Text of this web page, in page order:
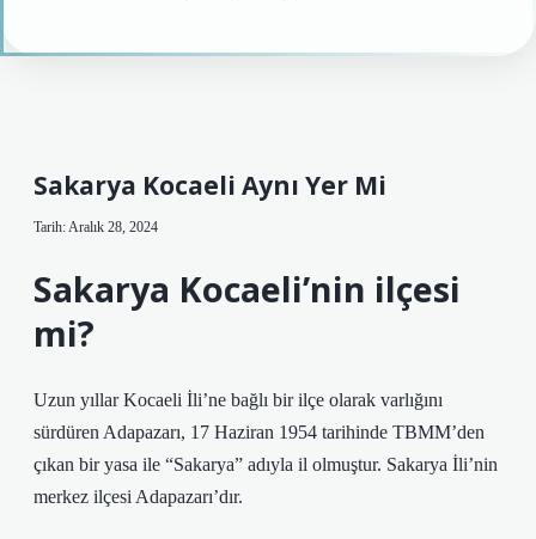
Sakarya Kocaeli Aynı Yer Mi
Tarih: Aralık 28, 2024
Sakarya Kocaeli’nin ilçesi
mi?
Uzun yıllar Kocaeli İli’ne bağlı bir ilçe olarak varlığını
sürdüren Adapazarı, 17 Haziran 1954 tarihinde TBMM’den
çıkan bir yasa ile “Sakarya” adıyla il olmuştur. Sakarya İli’nin
merkez ilçesi Adapazarı’dır.